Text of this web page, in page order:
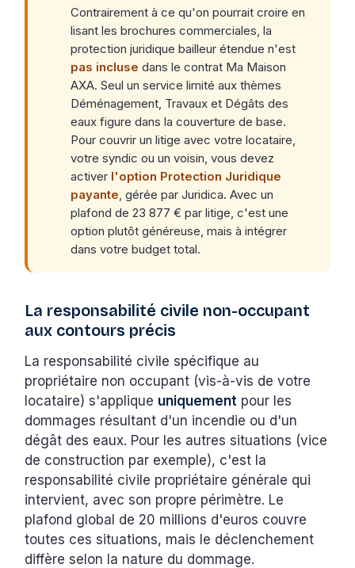
Contrairement à ce qu'on pourrait croire en
lisant les brochures commerciales, la
protection juridique bailleur étendue n'est
pas incluse dans le contrat Ma Maison
AXA. Seul un service limité aux thèmes
Déménagement, Travaux et Dégâts des
eaux figure dans la couverture de base.
Pour couvrir un litige avec votre locataire,
votre syndic ou un voisin, vous devez
activer l'option Protection Juridique
payante , gérée par Juridica. Avec un
plafond de 23 877 € par litige, c'est une
option plutôt généreuse, mais à intégrer
dans votre budget total.
La responsabilité civile non-occupant
aux contours précis
La responsabilité civile spécifique au
propriétaire non occupant (vis-à-vis de votre
locataire) s'applique uniquement pour les
dommages résultant d'un incendie ou d'un
dégât des eaux. Pour les autres situations (vice
de construction par exemple), c'est la
responsabilité civile propriétaire générale qui
intervient, avec son propre périmètre. Le
plafond global de 20 millions d'euros couvre
toutes ces situations, mais le déclenchement
diffère selon la nature du dommage.